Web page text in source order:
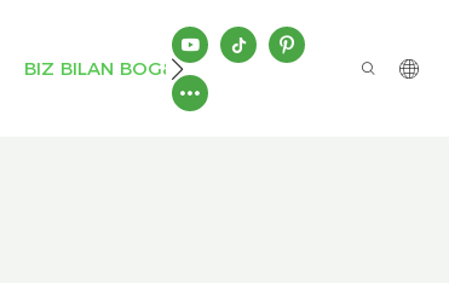
BIZ BILAN BOG&#39;LANISH